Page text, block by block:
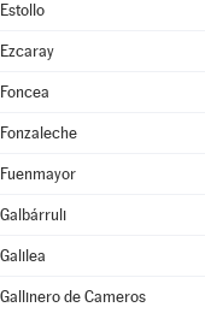
Estollo
Ezcaray
Foncea
Fonzaleche
Fuenmayor
Galbárruli
Galilea
Gallinero de Cameros